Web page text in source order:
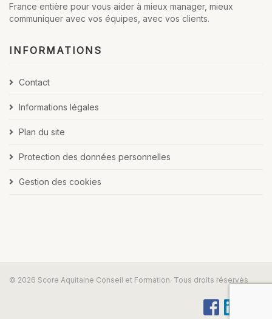
France entière pour vous aider à mieux manager, mieux
communiquer avec vos équipes, avec vos clients.
INFORMATIONS
Contact
Informations légales
Plan du site
Protection des données personnelles
Gestion des cookies
© 2026 Score Aquitaine Conseil et Formation. Tous droits réservés